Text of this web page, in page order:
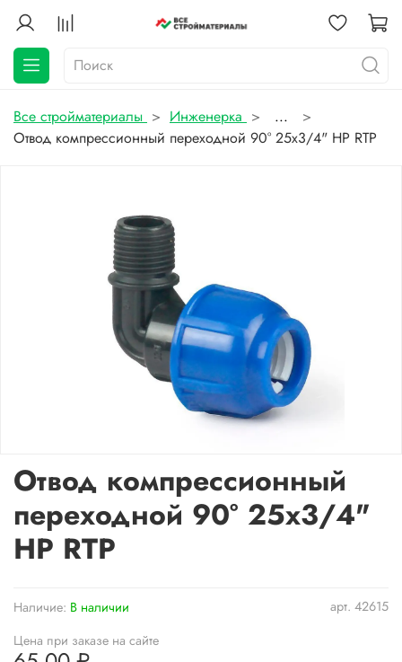
Все стройматериалы Инженерка
...
Отвод компрессионный переходной 90° 25х3/4" НР RTP
арт. 42615
Наличие: В наличии
Отвод компрессионный
переходной 90° 25х3/4"
НР RTP
Цена при заказе на сайте